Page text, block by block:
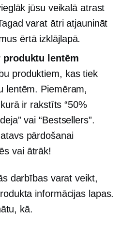
jūsu veikalā atrast
varat ātri atjaunināt
ērtā izklājlapā.
produktu lentēm
produktiem, kas tiek
lentēm. Piemēram,
ir rakstīts “50%
vai “Bestsellers”.
pārdošanai
vai ātrāk!
darbības varat veikt,
informācijas lapas.
kā.